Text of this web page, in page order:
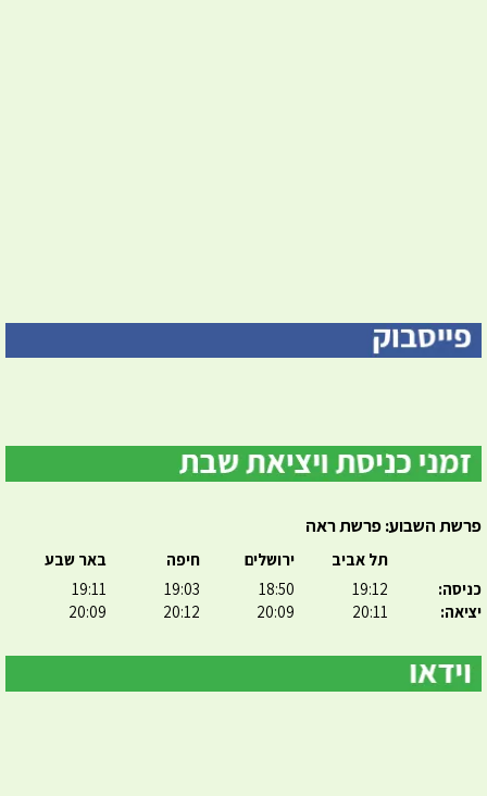
פרשת השבוע: פרשת ראה
כניסה:
יציאה:
תל אביב
19:12
20:11
ירושלים
18:50
20:09
חיפה
19:03
20:12
באר שבע
19:11
20:09